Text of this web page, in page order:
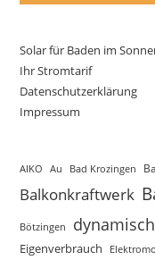
Solar für Baden im
Ihr Stromtarif
Datenschutzerklärung
Impressum
AIKO Au Bad Krozingen
Balkonkraftwerk
Bötzingen
Eigenverbrauch